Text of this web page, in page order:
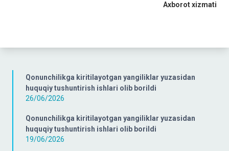
Qonunchilikga kiritilayotgan yangiliklar yuzasidan
huquqiy tushuntirish ishlari olib borildi
26/06/2026
Qonunchilikga kiritilayotgan yangiliklar yuzasidan
huquqiy tushuntirish ishlari olib borildi
19/06/2026
Axborot xizmati